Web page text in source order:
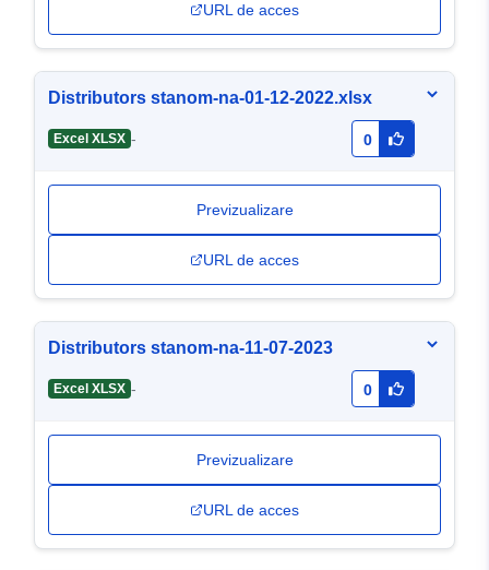
URL de acces
Distributors stanom-na-01-12-2022.xlsx
Excel XLSX - 0
Previzualizare
URL de acces
Distributors stanom-na-11-07-2023
Excel XLSX - 0
Previzualizare
URL de acces